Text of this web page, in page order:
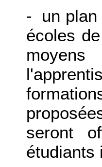
- un plan
écoles
seront
étudiants